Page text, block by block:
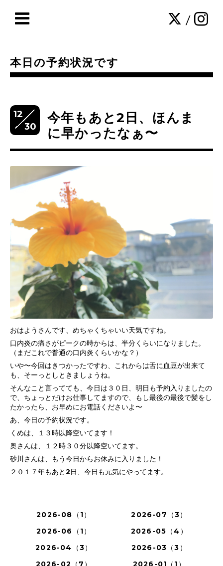
/
本日の予約状況です
12
30
今年もあと2日、ほんま
に早かったなぁ〜
おはようさんです、めちゃくちゃいい天気ですね。
口内炎の痛さがピークの時からは、半分くらいになりました。
（まだこれで普通の口内炎くらいかな？）
いや〜今回はきつかったですわ、これからは舌に血豆が出来て
も、そーっとしときましょうね。
そんなこと言ってても、今日は３０日、明日も予約入りましたの
で、ちょっとだけお仕事してますので、もし最後の最後で髪をし
たかったら、お早めにお電話くださいよ〜
あ、今日の予約状況です。
くめは、１３時以降空いてます！
奥さんは、１２時３０分以降空いてます。
砂川さんは、もう今日からお休みに入りました！
２０１７年もあと2日、今日も元気にやってます。
2026-08（1）
2026-07（3）
2026-06（1）
2026-05（4）
2026-04（3）
2026-03（3）
2026-02（7）
2026-01（1）